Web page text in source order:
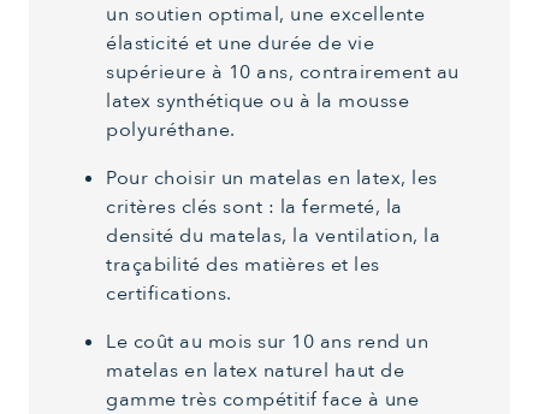
un soutien optimal, une excellente
élasticité et une durée de vie
supérieure à 10 ans, contrairement au
latex synthétique ou à la mousse
polyuréthane.
Pour choisir un matelas en latex, les
critères clés sont : la fermeté, la
densité du matelas, la ventilation, la
traçabilité des matières et les
certifications.
Le coût au mois sur 10 ans rend un
matelas en latex naturel haut de
gamme très compétitif face à une